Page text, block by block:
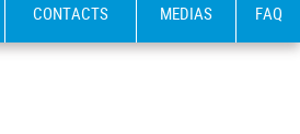
CONTACTS MEDIAS FAQ